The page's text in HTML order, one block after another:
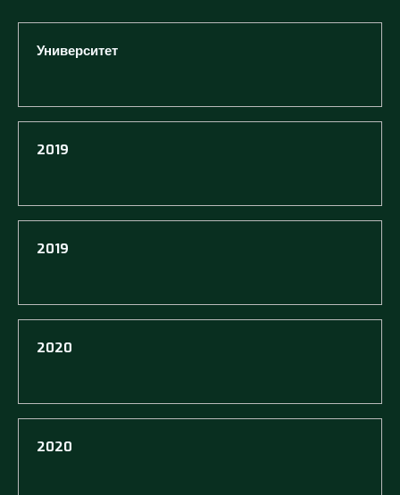
Университет
2019
2019
2020
2020